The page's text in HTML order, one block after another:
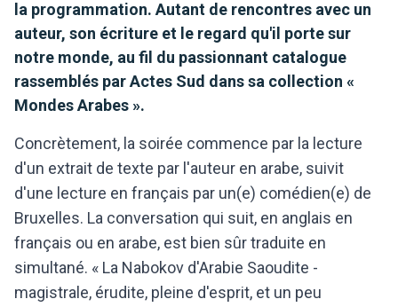
la programmation. Autant de rencontres avec un
auteur, son écriture et le regard qu'il porte sur
notre monde, au fil du passionnant catalogue
rassemblés par Actes Sud dans sa collection «
Mondes Arabes ».
Concrètement, la soirée commence par la lecture
d'un extrait de texte par l'auteur en arabe, suivit
d'une lecture en français par un(e) comédien(e) de
Bruxelles. La conversation qui suit, en anglais en
français ou en arabe, est bien sûr traduite en
simultané. « La Nabokov d'Arabie Saoudite -
magistrale, érudite, pleine d'esprit, et un peu